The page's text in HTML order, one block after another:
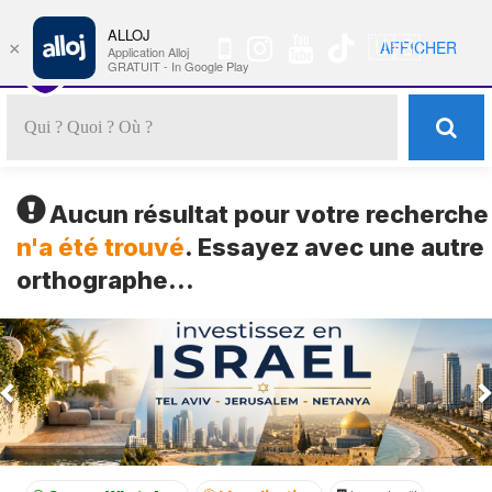
🇺🇸 Nav
Aucun résultat pour votre recherche
n'a été trouvé. Essayez avec une autre
orthographe...
Previous
×
ALLOJ
Application Alloj
GRATUIT - In Google Play
AFFICHER